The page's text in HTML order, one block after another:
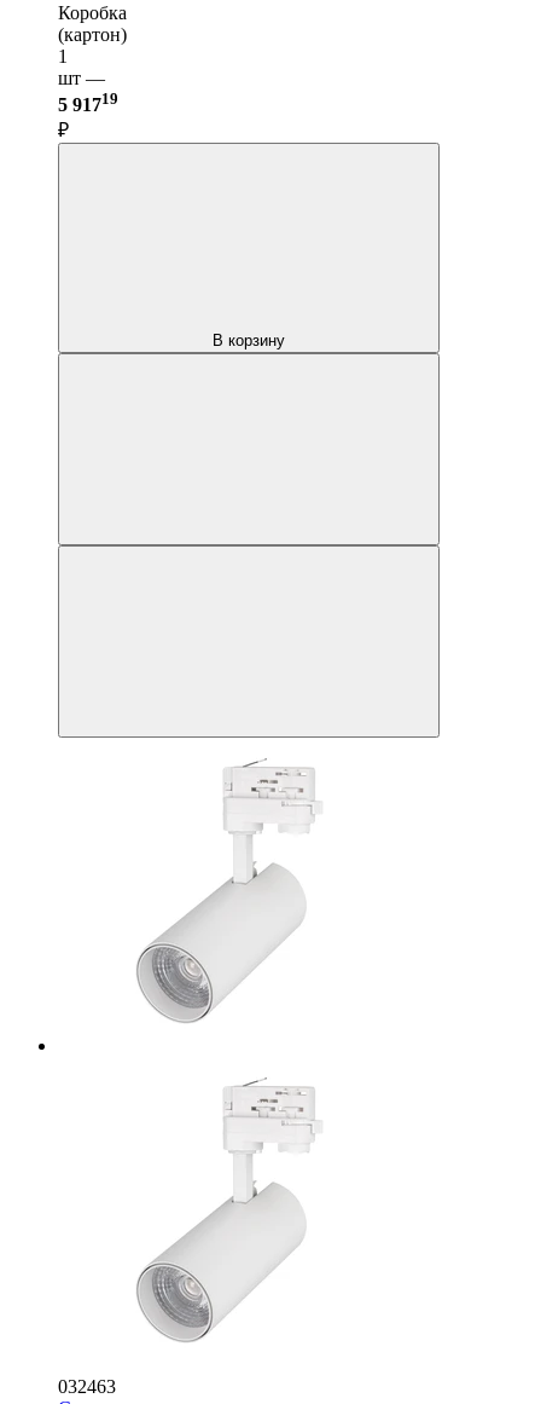
Коробка
(картон)
1
шт —
5 91719
₽
В корзину
032463